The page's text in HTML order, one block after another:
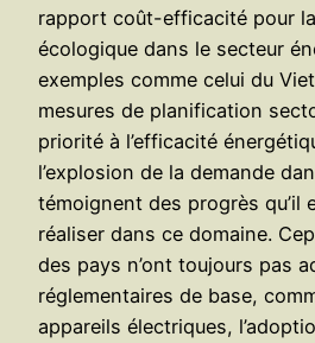
rapport coût-efficacité pour
écologique dans le secteur
exemples comme celui du
mesures de planification
priorité à l’efficacité
l’explosion de la demande
témoignent des progrès qu’il
réaliser dans ce domaine.
des pays n’ont toujours pas
réglementaires de base,
appareils électriques,